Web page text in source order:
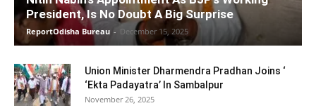
President, Is No Doubt A Big Surprise
ReportOdisha Bureau - December 15, 2025
Union Minister Dharmendra Pradhan Joins ‘
‘Ekta Padayatra’ In Sambalpur
November 26, 2025